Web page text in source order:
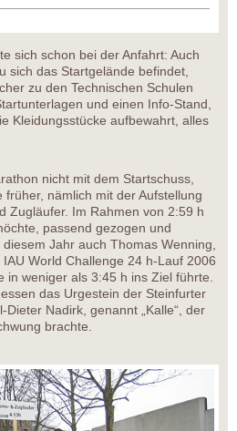
sich schon bei der Anfahrt: Auch
sich das Startgelände befindet,
zu den Technischen Schulen
und einen Info-Stand,
Kleidungsstücke aufbewahrt, alles
nicht mit dem Startschuss,
nämlich mit der Aufstellung
Zugläufer. Im Rahmen von 2:59 h
passend gezogen und
Jahr auch Thomas Wenning,
World Challenge 24 h-Lauf 2006
in weniger als 3:45 h ins Ziel führte.
das Urgestein der Steinfurter
Nadirk, genannt „Kalle“, der
brachte.